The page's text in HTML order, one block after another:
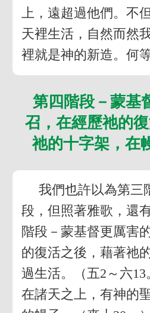
上，遠超過他們。不
天裡生活，自然而然
裡就是神的新造。何
第四階段－蒙基
召，在經歷祂的
祂的十字架，在
我們也許以為第三
段，但照著雅歌，還
階段－蒙基督更厲害
的復活之後，藉著祂
過生活。（五2～六13
在諸天之上，有神的